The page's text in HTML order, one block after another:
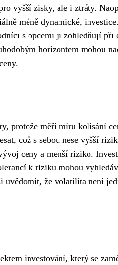
vyšší zisky, ale i ztráty.
méně dynamické,
s opcemi ji zohledňují
horizontem mohou
protože měří míru kolísání
což s sebou nese vyšší
ceny a menší riziko.
k riziku mohou
uvědomit, že volatilita není
investování, který se